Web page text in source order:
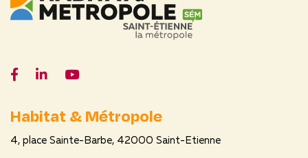
FacebookLinkedInYouTube
Habitat & Métropole
4, place Sainte-Barbe, 42000 Saint-Etienne